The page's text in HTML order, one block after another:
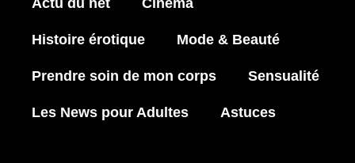
Actu du net Cinéma
Histoire érotique Mode & Beauté
Prendre soin de mon corps Sensualité
Les News pour Adultes Astuces